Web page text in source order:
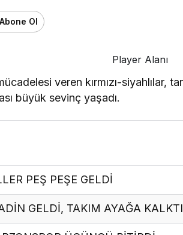
Ol
Player Alanı
veren kırmızı-siyahlılar,
büyük sevinç yaşadı.
PEŞ PEŞE GELDİ
GELDİ, TAKIM AYAĞA KALKTI